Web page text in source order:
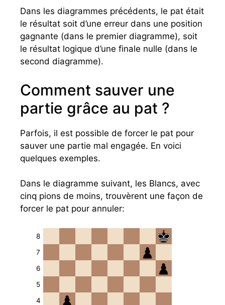
Dans les diagrammes précédents, le pat était
le résultat soit d’une erreur dans une position
gagnante (dans le premier diagramme), soit
le résultat logique d’une finale nulle (dans le
second diagramme).
Comment sauver une
partie grâce au pat ?
Parfois, il est possible de forcer le pat pour
sauver une partie mal engagée. En voici
quelques exemples.
Dans le diagramme suivant, les Blancs, avec
cinq pions de moins, trouvèrent une façon de
forcer le pat pour annuler:
8
7
6
5
4